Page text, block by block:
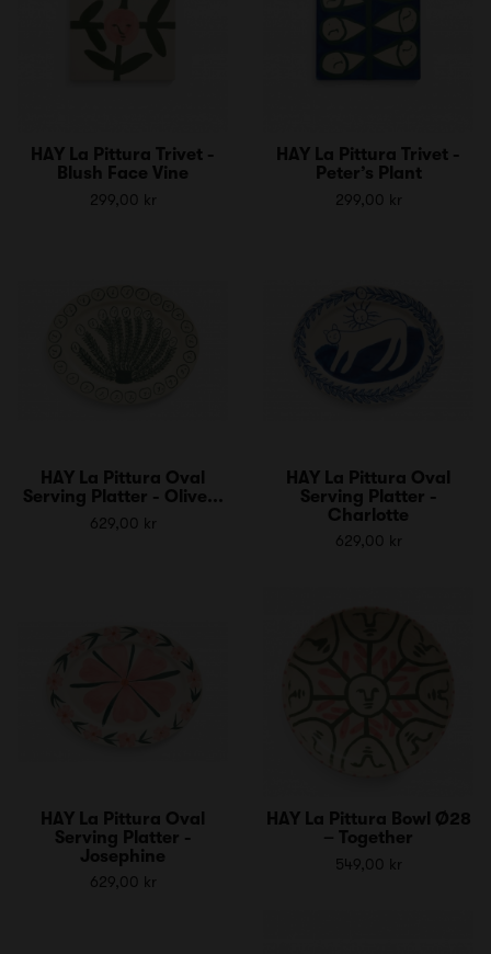
HAY La Pittura Trivet -
Blush Face Vine
299,00 kr
HAY La Pittura Trivet -
Peter’s Plant
299,00 kr
HAY La Pittura Oval
Serving Platter - Olive...
629,00 kr
HAY La Pittura Oval
Serving Platter -
Charlotte
629,00 kr
HAY La Pittura Oval
Serving Platter -
Josephine
629,00 kr
HAY La Pittura Bowl Ø28
– Together
549,00 kr